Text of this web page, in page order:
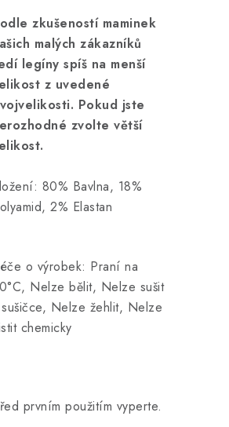
zkušeností maminek
malých zákazníků
legíny spíš na menší
z uvedené
Pokud jste
zvolte větší
80% Bavlna, 18%
2% Elastan
o výrobek: Praní na
Nelze bělit, Nelze sušit
Nelze žehlit, Nelze
chemicky
prvním použitím vyperte.